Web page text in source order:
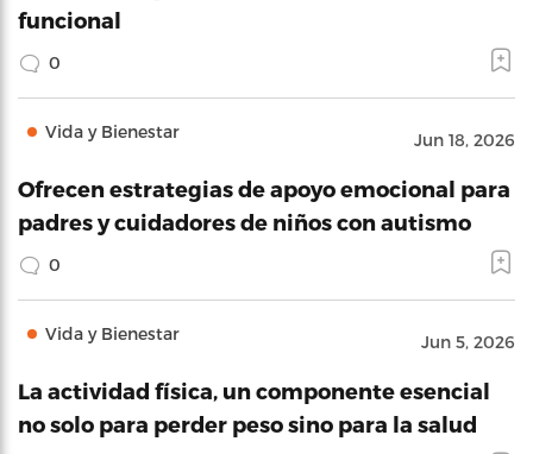
funcional
0
Vida y Bienestar Jun 18, 2026
Ofrecen estrategias de apoyo emocional para
padres y cuidadores de niños con autismo
0
Vida y Bienestar Jun 5, 2026
La actividad física, un componente esencial
no solo para perder peso sino para la salud